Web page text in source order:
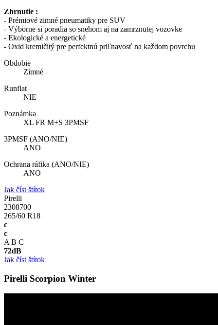
Zhrnutie :
- Prémiové zimné pneumatiky pre SUV
- Výborne si poradia so snehom aj na zamrznutej vozovke
- Ekologické a energetické
- Oxid kremičitý pre perfektnú priľnavosť na každom povrchu
Obdobie
Zimné
Runflat
NIE
Poznámka
XL FR M+S 3PMSF
3PMSF (ANO/NIE)
ANO
Ochrana ráfika (ANO/NIE)
ANO
Jak číst štítok
Pirelli
2308700
265/60 R18
c
c
A B C
72dB
Jak číst štítok
Pirelli Scorpion Winter